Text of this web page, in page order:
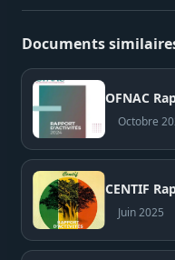
Documents
OFNAC
Octobre
CENTIF
Juin 2025